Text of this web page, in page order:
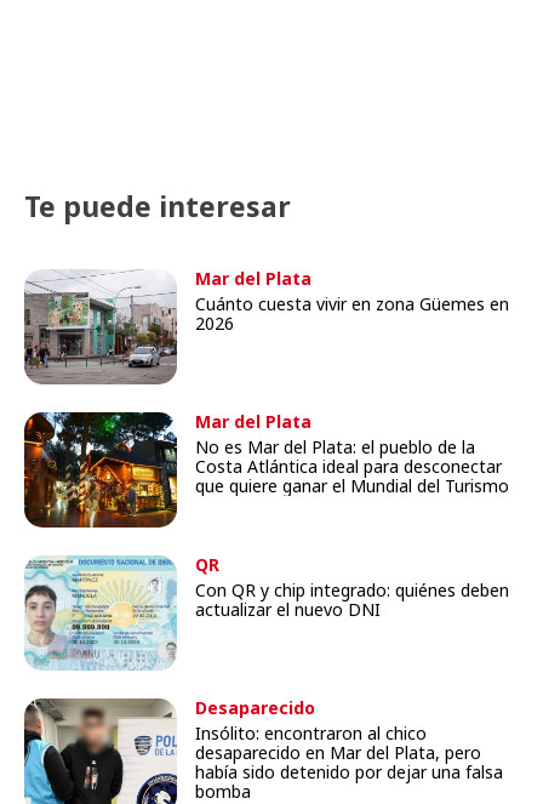
Te puede interesar
Mar del Plata
Cuánto cuesta vivir en zona Güemes en
2026
Mar del Plata
No es Mar del Plata: el pueblo de la
Costa Atlántica ideal para desconectar
que quiere ganar el Mundial del Turismo
QR
Con QR y chip integrado: quiénes deben
actualizar el nuevo DNI
Desaparecido
Insólito: encontraron al chico
desaparecido en Mar del Plata, pero
había sido detenido por dejar una falsa
bomba